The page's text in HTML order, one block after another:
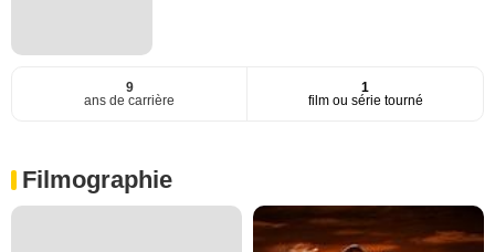
9
ans de carrière
1
film ou série tourné
Filmographie